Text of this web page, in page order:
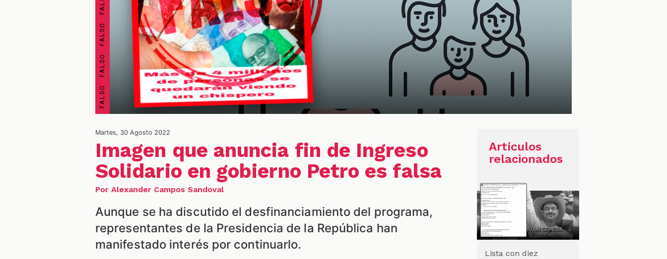
Martes, 30 Agosto 2022
Imagen que anuncia fin de Ingreso
Solidario en gobierno Petro es falsa
Por Alexander Campos Sandoval
Aunque se ha discutido el desfinanciamiento del programa,
representantes de la Presidencia de la República han
manifestado interés por continuarlo.
Artículos
relacionados
Lista con diez